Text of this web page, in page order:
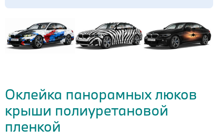
Оклейка панорамных люков
крыши полиуретановой
пленкой